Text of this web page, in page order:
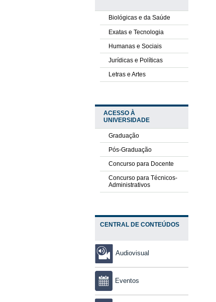
Biológicas e da Saúde
Exatas e Tecnologia
Humanas e Sociais
Jurídicas e Políticas
Letras e Artes
ACESSO À
UNIVERSIDADE
Graduação
Pós-Graduação
Concurso para Docente
Concurso para Técnicos-
Administrativos
CENTRAL DE CONTEÚDOS
Audiovisual
Eventos